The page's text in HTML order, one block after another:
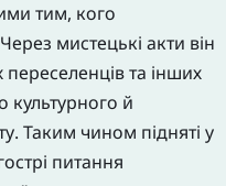
тим, кого
мистецькі акти він
та інших
культурного й
Таким чином підняті у
питання